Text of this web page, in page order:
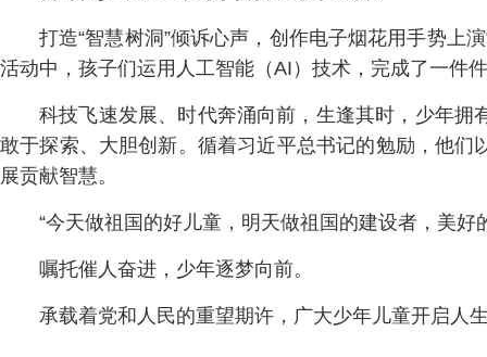
打造“智慧树洞”倾诉心声，创作电子烟花用手势上
活动中，孩子们运用人工智能（AI）技术，完成了一件
科技飞速发展、时代奔涌向前，生逢其时，少年
敢于探索、大胆创新。循着习近平总书记的勉励，他
展贡献智慧。
“今天做祖国的好儿童，明天做祖国的建设者，美
嘱托催人奋进，少年逐梦向前。
承载着党和人民的重望期许，广大少年儿童开启人